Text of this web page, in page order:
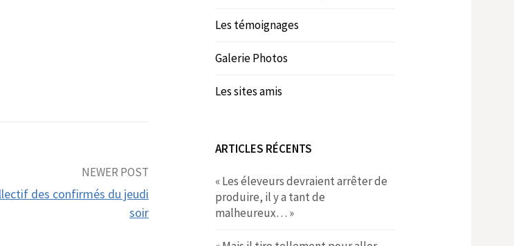
NEWER POST
des confirmés du jeudi
soir
Les témoignages
Galerie Photos
Les sites amis
ARTICLES RÉCENTS
« Les éleveurs devraient arrêter de
produire, il y a tant de
malheureux… »